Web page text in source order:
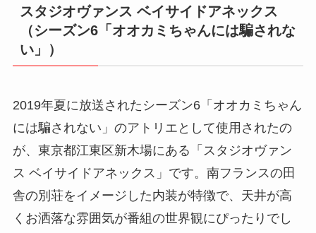
スタジオヴァンス ベイサイドアネックス
（シーズン6「オオカミちゃんには騙されな
い」）
2019年夏に放送されたシーズン6「オオカミちゃん
には騙されない」のアトリエとして使用されたの
が、東京都江東区新木場にある「スタジオヴァン
ス ベイサイドアネックス」です。南フランスの田
舎の別荘をイメージした内装が特徴で、天井が高
くお洒落な雰囲気が番組の世界観にぴったりでし